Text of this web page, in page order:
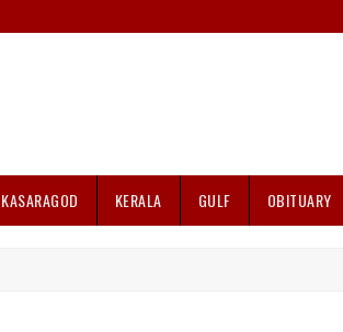
KASARAGOD KERALA GULF OBITUARY